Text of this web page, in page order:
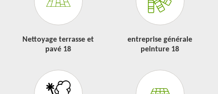
Nettoyage terrasse et
pavé 18
entreprise générale
peinture 18